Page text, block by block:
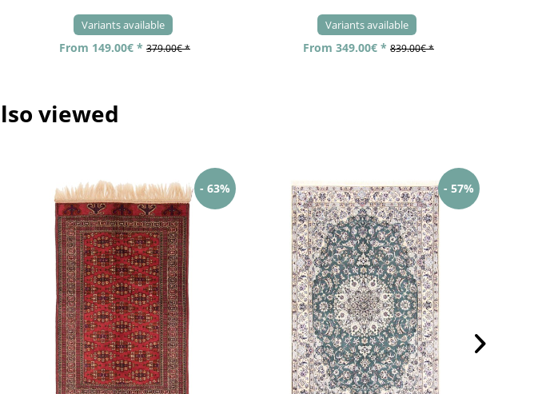
Variants available
From 149.00€ * 379.00€ *
Variants available
From 349.00€ * 839.00€ *
viewed
- 63% - 57%